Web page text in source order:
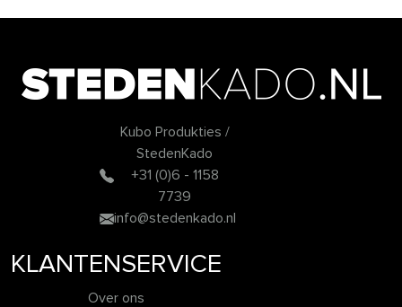
Kubo Produkties /
StedenKado
+31 (0)6 - 1158
7739
info@stedenkado.nl
KLANTENSERVICE
Over ons